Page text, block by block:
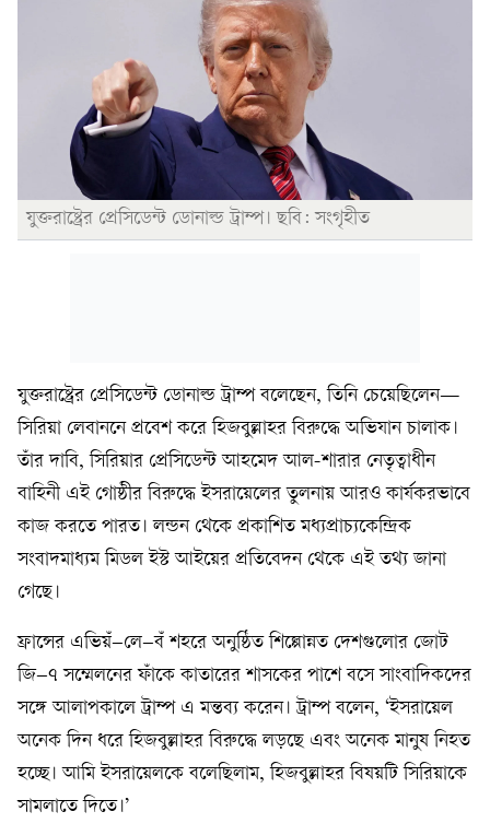
যুক্তরাষ্ট্রের প্রেসিডেন্ট ডোনাল্ড ট্রাম্প। ছবি: সংগৃহীত
যুক্তরাষ্ট্রের প্রেসিডেন্ট ডোনাল্ড ট্রাম্প বলেছেন, তিনি চেয়েছিলেন—
সিরিয়া লেবাননে প্রবেশ করে হিজবুল্লাহর বিরুদ্ধে অভিযান চালাক।
তাঁর দাবি, সিরিয়ার প্রেসিডেন্ট আহমেদ আল-শারার নেতৃত্বাধীন
বাহিনী এই গোষ্ঠীর বিরুদ্ধে ইসরায়েলের তুলনায় আরও কার্যকরভাবে
কাজ করতে পারত। লন্ডন থেকে প্রকাশিত মধ্যপ্রাচ্যকেন্দ্রিক
সংবাদমাধ্যম মিডল ইস্ট আইয়ের প্রতিবেদন থেকে এই তথ্য জানা
গেছে।
ফ্রান্সের এভিয়ঁ–লে–বঁ শহরে অনুষ্ঠিত শিল্পোন্নত দেশগুলোর জোট
জি–৭ সম্মেলনের ফাঁকে কাতারের শাসকের পাশে বসে সাংবাদিকদের
সঙ্গে আলাপকালে ট্রাম্প এ মন্তব্য করেন। ট্রাম্প বলেন, ‘ইসরায়েল
অনেক দিন ধরে হিজবুল্লাহর বিরুদ্ধে লড়ছে এবং অনেক মানুষ নিহত
হচ্ছে। আমি ইসরায়েলকে বলেছিলাম, হিজবুল্লাহর বিষয়টি সিরিয়াকে
সামলাতে দিতে।’